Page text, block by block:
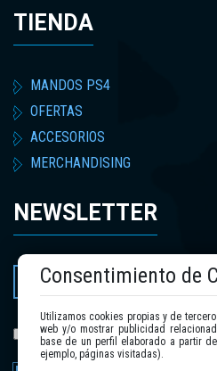
TIENDA
MANDOS PS4
OFERTAS
ACCESORIOS
MERCHANDISING
NEWSLETTER
He leído y acepto lapolítica de
Consentimiento de
Utilizamos cookies propias y de
web y/o mostrar publicidad
base de un perfil elaborado a partir
ejemplo, páginas visitadas).